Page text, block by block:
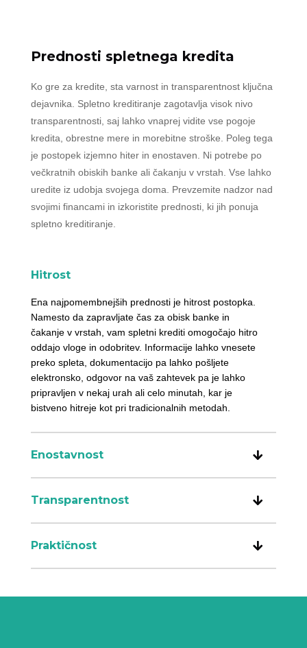
Prednosti spletnega kredita
Ko gre za kredite, sta varnost in transparentnost ključna
dejavnika. Spletno kreditiranje zagotavlja visok nivo
transparentnosti, saj lahko vnaprej vidite vse pogoje
kredita, obrestne mere in morebitne stroške. Poleg tega
je postopek izjemno hiter in enostaven. Ni potrebe po
večkratnih obiskih banke ali čakanju v vrstah. Vse lahko
uredite iz udobja svojega doma. Prevzemite nadzor nad
svojimi financami in izkoristite prednosti, ki jih ponuja
spletno kreditiranje.
Hitrost
Ena najpomembnejših prednosti je hitrost postopka.
Namesto da zapravljate čas za obisk banke in
čakanje v vrstah, vam spletni krediti omogočajo hitro
oddajo vloge in odobritev. Informacije lahko vnesete
preko spleta, dokumentacijo pa lahko pošljete
elektronsko, odgovor na vaš zahtevek pa je lahko
pripravljen v nekaj urah ali celo minutah, kar je
bistveno hitreje kot pri tradicionalnih metodah.
Enostavnost
Transparentnost
Praktičnost